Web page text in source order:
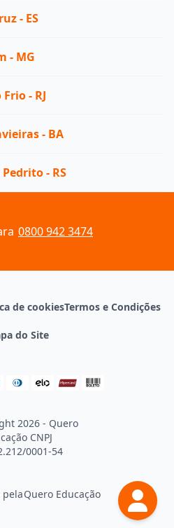
- ES
- MG
- RJ
- BA
- RS
0800 942 3474
de cookiesTermos e Condições
do Site
2026 - Quero
CNPJ
0001-54
pelaQuero Educação